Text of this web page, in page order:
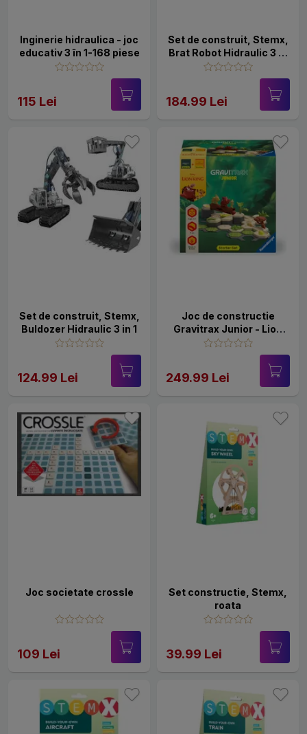
Inginerie hidraulica - joc
educativ 3 în 1-168 piese
115 Lei
Set de construit, Stemx,
Brat Robot Hidraulic 3 in
1
184.99 Lei
Set de construit, Stemx,
Buldozer Hidraulic 3 in 1
124.99 Lei
Joc de constructie
Gravitrax Junior - Lion
King - Set de baza
Gravitrax Junior +
extensia Disney -
Regele Leu
249.99 Lei
Joc societate crossle
109 Lei
Set constructie, Stemx,
roata
39.99 Lei